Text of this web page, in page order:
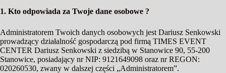
1. Kto odpowiada za Twoje dane osobowe ?
Administratorem Twoich danych osobowych jest Dariusz Senkowski
prowadzący działalność gospodarczą pod firmą TIMES EVENT
CENTER Dariusz Senkowski z siedzibą w Stanowice 90, 55-200
Stanowice, posiadający nr NIP: 9121649098 oraz nr REGON:
020260530, zwany w dalszej części „Administratorem”.